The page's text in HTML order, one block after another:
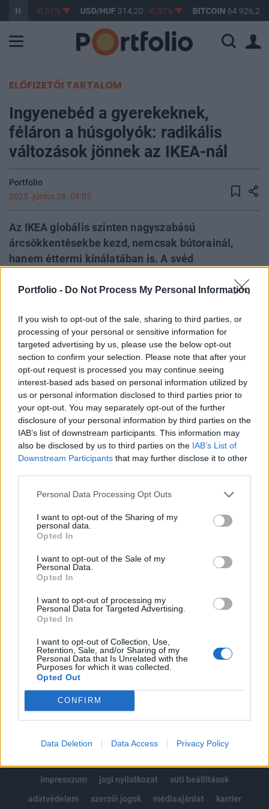
Portfolio - Do Not Process My Personal Information
If you wish to opt-out of the sale, sharing to third parties, or
processing of your personal or sensitive information for
targeted advertising by us, please use the below opt-out
section to confirm your selection. Please note that after your
opt-out request is processed you may continue seeing
interest-based ads based on personal information utilized by
us or personal information disclosed to third parties prior to
your opt-out. You may separately opt-out of the further
disclosure of your personal information by third parties on the
IAB’s list of downstream participants. This information may
also be disclosed by us to third parties on the IAB’s List of
Downstream Participants that may further disclose it to other
Personal Data Processing Opt Outs
I want to opt-out of the Sharing of my
personal data.
Opted In
I want to opt-out of the Sale of my
Personal Data.
Opted In
I want to opt-out of processing my
Personal Data for Targeted Advertising.
Opted In
I want to opt-out of Collection, Use,
Retention, Sale, and/or Sharing of my
Personal Data that Is Unrelated with the
Purposes for which it was collected.
Opted Out
CONFIRM
Data Deletion Data Access Privacy Policy
363,17 -0,61% USD/HUF314,20 -0,87% BITCOIN64 926,22
ELŐFIZETŐI TARTALOM
Ingyenebéd a gyerekeknek,
féláron a húsgolyók: radikális
változások jönnek az IKEA-nál
Portfolio
2025. június 26. 08:05
Az IKEA globális szinten nagyszabású
árcsökkentésekbe kezd, nemcsak bútorainál,
hanem éttermi kínálatában is. A svéd
gyerekmenükkel, akár 50%-os
erősíteni piaci jelenlétét.
Az IKEA átfogó globális stratégiát indított a vásárlóerő
csökkenése és az inflációs nyomás hatásainak
enyhítésére. A cég éttermeiben hétköznapokon akár 50%-os
árcsökkentésre lehet számítani, valamint ingyenes étkezést
kínálnak gyerekeknek. A cél, hogy a fogyasztók „jobban
kihasználhassák a költségvetésüket” – fogalmazott Tolga
Öncü operatív igazgató...
KEDVES OLVASÓNK!
A keresett cikk a portfolio.hu hírarchívumához
regisztrációhoz kötött.
Portfolio.hu teljes cikkarchívum
Kötéslisták: BÉT elmúlt 2 év napon belüli
MÁR ELŐFIZETŐNK VAGY?BEJELENTKEZÉS
impresszum
jogi nyilatkozat
süti beállítások
adatvédelem
szerzői jogok médiaajánlat karrier